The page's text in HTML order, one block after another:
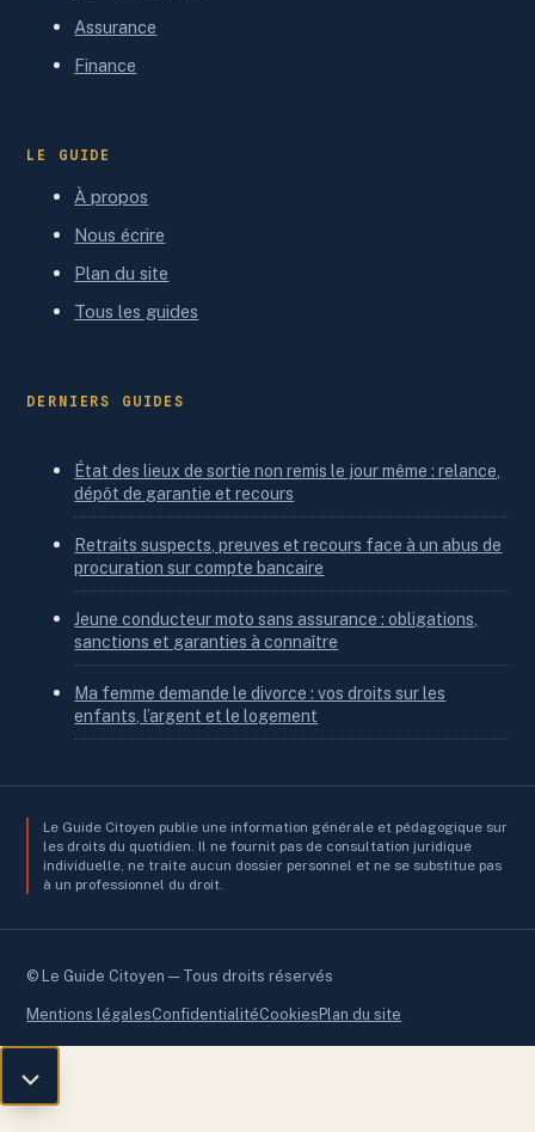
Assurance
Finance
LE GUIDE
À propos
Nous écrire
Plan du site
Tous les guides
DERNIERS GUIDES
État des lieux de sortie non remis le jour même : relance,
dépôt de garantie et recours
Retraits suspects, preuves et recours face à un abus de
procuration sur compte bancaire
Jeune conducteur moto sans assurance : obligations,
sanctions et garanties à connaître
Ma femme demande le divorce : vos droits sur les
enfants, l’argent et le logement
Le Guide Citoyen publie une information générale et pédagogique sur
les droits du quotidien. Il ne fournit pas de consultation juridique
individuelle, ne traite aucun dossier personnel et ne se substitue pas
à un professionnel du droit.
© Le Guide Citoyen — Tous droits réservés
Mentions légalesConfidentialitéCookies Plan du site
Retour